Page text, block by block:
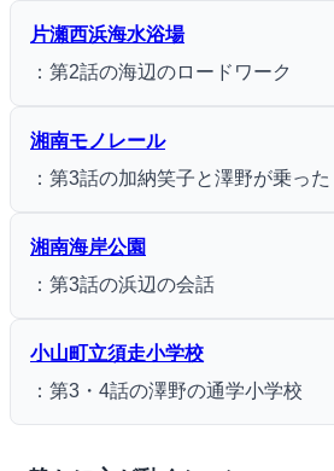
片瀬西浜海水浴場
：第2話の海辺のロードワーク
湘南モノレール
：第3話の加納笑子と澤野が乗った
湘南海岸公園
：第3話の浜辺の会話
小山町立須走小学校
：第3・4話の澤野の通学小学校